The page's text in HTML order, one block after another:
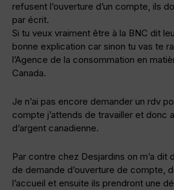
refusent l’ouverture d’un compte, ils
par écrit.
Si tu veux vraiment être à la BNC dit
bonne explication car sinon tu vas te
l’Agence de la consommation en
Canada.
Je n’ai pas encore demander un rdv
compte j’attends de travailler et donc
d’argent canadienne.
Par contre chez Desjardins on m’a dit
de demande d’ouverture de compte,
l’accueil et ensuite ils prendront une